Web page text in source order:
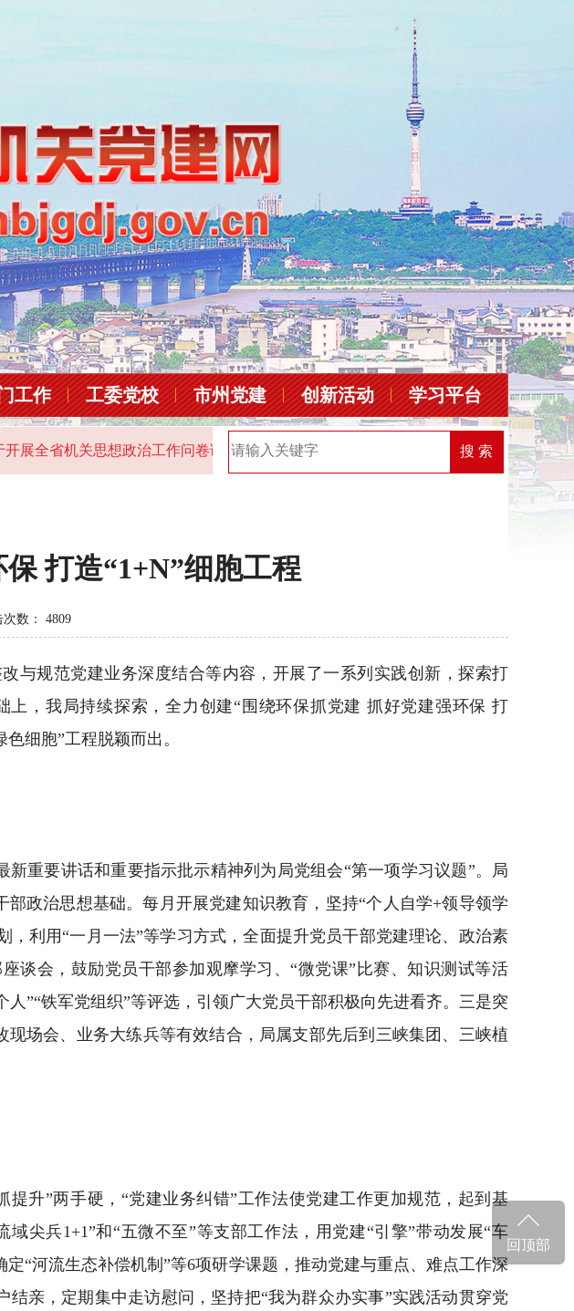
工作 工委党校 市州党建 创新活动 学习平台
全省机关思想政治工作问卷调查的通知 2025年“机关党建创新榜”优秀案例名单
搜 索
打造“1+N”细胞工程
数： 4809
规范党建业务深度结合等内容，开展了一系列实践创新，探索打
，我局持续探索，全力创建“围绕环保抓党建 抓好党建强环保 打
细胞”工程脱颖而出。
重要讲话和重要指示批示精神列为局党组会“第一项学习议题”。局
政治思想基础。每月开展党建知识教育，坚持“个人自学+领导领学
利用“一月一法”等学习方式，全面提升党员干部党建理论、政治素
谈会，鼓励党员干部参加观摩学习、“微党课”比赛、知识测试等活
”“铁军党组织”等评选，引领广大党员干部积极向先进看齐。三是突
场会、业务大练兵等有效结合，局属支部先后到三峡集团、三峡植
升”两手硬，“党建业务纠错”工作法使党建工作更加规范，起到基
尖兵1+1”和“五微不至”等支部工作法，用党建“引擎”带动发展“车
“河流生态补偿机制”等6项研学课题，推动党建与重点、难点工作深
亲，定期集中走访慰问，坚持把“我为群众办实事”实践活动贯穿党
回顶部